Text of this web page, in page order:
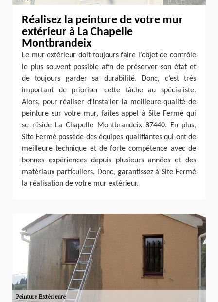
Réalisez la peinture de votre mur
extérieur à La Chapelle
Montbrandeix
Le mur extérieur doit toujours faire l’objet de contrôle
le plus souvent possible afin de préserver son état et
de toujours garder sa durabilité. Donc, c’est très
important de prioriser cette tâche au spécialiste.
Alors, pour réaliser d’installer la meilleure qualité de
peinture sur votre mur, faites appel à Site Fermé qui
se réside La Chapelle Montbrandeix 87440. En plus,
Site Fermé possède des équipes qualifiantes qui ont de
meilleure technique et de forte compétence avec de
bonnes expériences depuis plusieurs années et des
matériaux particuliers. Donc, garantissez à Site Fermé
la réalisation de votre mur extérieur.